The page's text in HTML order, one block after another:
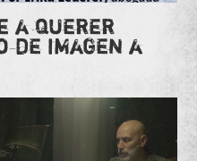
a querer
imagen a